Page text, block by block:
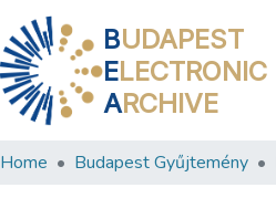
BUDAPEST
ELECTRONIC
ARCHIVE
Home Budapest Gyűjtemény